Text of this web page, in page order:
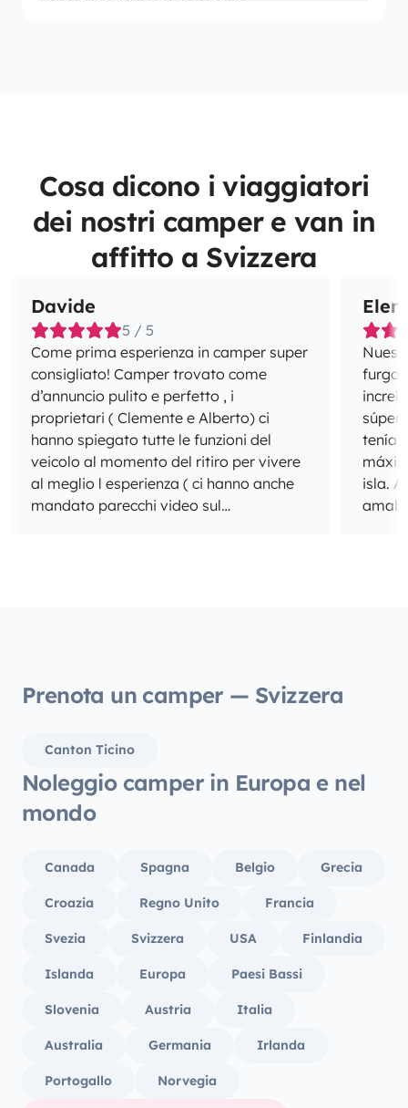
Cosa dicono i viaggiatori
dei nostri camper e van in
affitto a Svizzera
Davide
5 / 5
Come prima esperienza in camper super
consigliato! Camper trovato come
d’annuncio pulito e perfetto , i
proprietari ( Clemente e Alberto) ci
hanno spiegato tutte le funzioni del
veicolo al momento del ritiro per vivere
al meglio l esperienza ( ci hanno anche
mandato parecchi video sul
súper
tenía
isla. Además, Raimundo ha sido súper
Prenota un camper — Svizzera
Canton Ticino
Noleggio camper in Europa e nel
mondo
Canada Spagna Belgio Grecia
Croazia Regno Unito Francia
Svezia Svizzera USA Finlandia
Islanda Europa Paesi Bassi
Slovenia Austria Italia
Australia Germania Irlanda
Portogallo Norvegia